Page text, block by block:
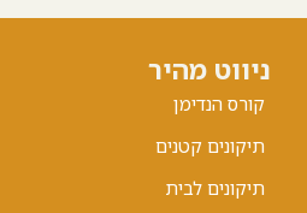
ניווט מהיר
קורס הנדימן
תיקונים קטנים
תיקונים לבית